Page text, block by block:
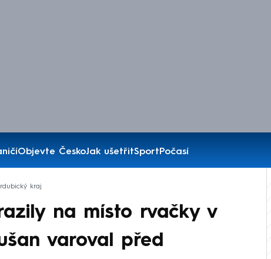
Objevte ČeskoJak ušetřitSportPočasí
kraj
na místo rvačky v
varoval před